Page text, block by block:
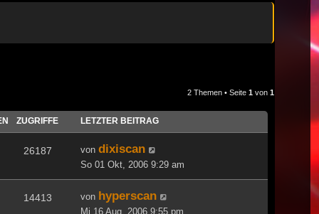
2 Themen • Seite 1 von 1
ZUGRIFFE LETZTER BEITRAG
26187 von dixiscan
So 01 Okt, 2006 9:29 am
14413 von hyperscan
Mi 16 Aug, 2006 9:55 pm